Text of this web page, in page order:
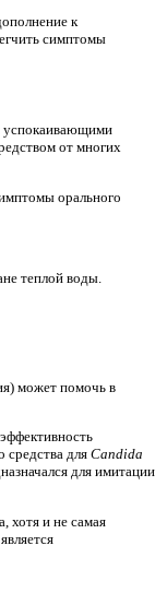
к
симптомы
успокаивающими
от многих
орального
теплой воды.
может помочь в
средства для Candida
для имитации
хотя и не самая